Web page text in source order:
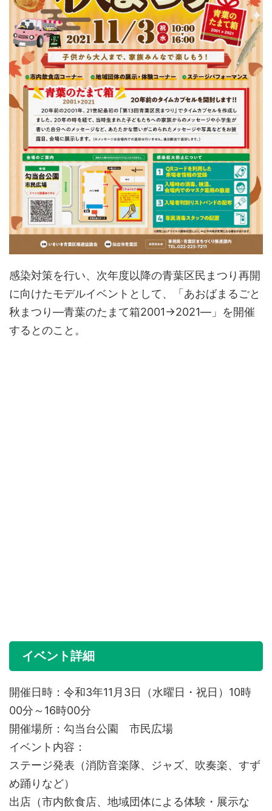
感染対策を行い、次年度以降の青葉区民まつり再開
に向けたモデルイベントとして、「あおばまるごと
秋まつり―青葉のたまて箱2001→2021―」を開催
するとのこと。
イベント詳細
開催日時：令和3年11月3日（水曜日・祝日）10時
00分～16時00分
開催場所：勾当台公園 市民広場
イベント内容：
ステージ発表（消防音楽隊、ジャズ、吹奏楽、すず
め踊りなど）
出店（市内飲食店、地域団体による体験・展示な